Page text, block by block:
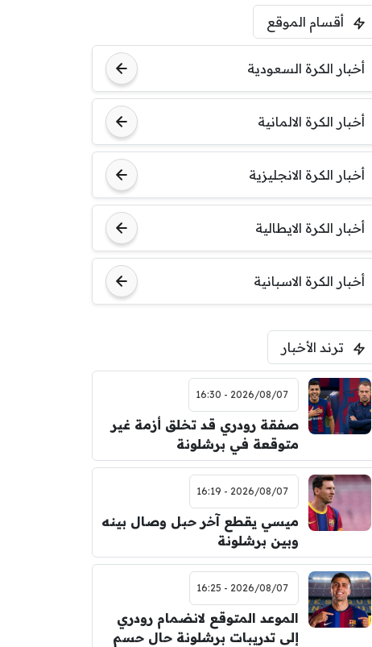
فرينتسفاروشي ريال مدريد
مباراة ودية
نوتنغهام
فورست
اودينيزي
8:00 م
برشلونة
أقسام الموقع
أخبار الكرة السعودية
أخبار الكرة الالمانية
أخبار الكرة الانجليزية
أخبار الكرة الايطالية
أخبار الكرة الاسبانية
ترند الأخبار
2026/08/07 - 16:30
صفقة رودري قد تخلق أزمة غير
متوقعة في برشلونة
2026/08/07 - 16:19
ميسي يقطع آخر حبل وصال بينه
وبين برشلونة
2026/08/07 - 16:25
الموعد المتوقع لانضمام رودري
إلى تدريبات برشلونة حال حسم